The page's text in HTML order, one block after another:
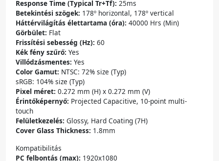
Response Time (Typical Tr+Tf): 25ms
Betekintési szögek: 178º horizontal, 178º vertical
Háttérvilágítás élettartama (óra): 40000 Hrs (Min)
Görbület: Flat
Frissítési sebesség (Hz): 60
Kék fény szűrő: Yes
Villódzásmentes: Yes
Color Gamut: NTSC: 72% size (Typ)
sRGB: 104% size (Typ)
Pixel méret: 0.272 mm (H) x 0.272 mm (V)
Érintőképernyő: Projected Capacitive, 10-point multi-
touch
Felületkezelés: Glossy, Hard Coating (7H)
Cover Glass Thickness: 1.8mm
Kompatibilitás
PC felbontás (max): 1920x1080